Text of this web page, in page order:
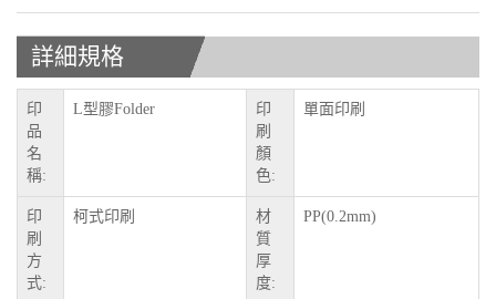
詳細規格
印
品
名
稱:
L型膠Folder
印
刷
顏
色:
單面印刷
印
刷
方
式:
柯式印刷
材
質
厚
度:
PP(0.2mm)